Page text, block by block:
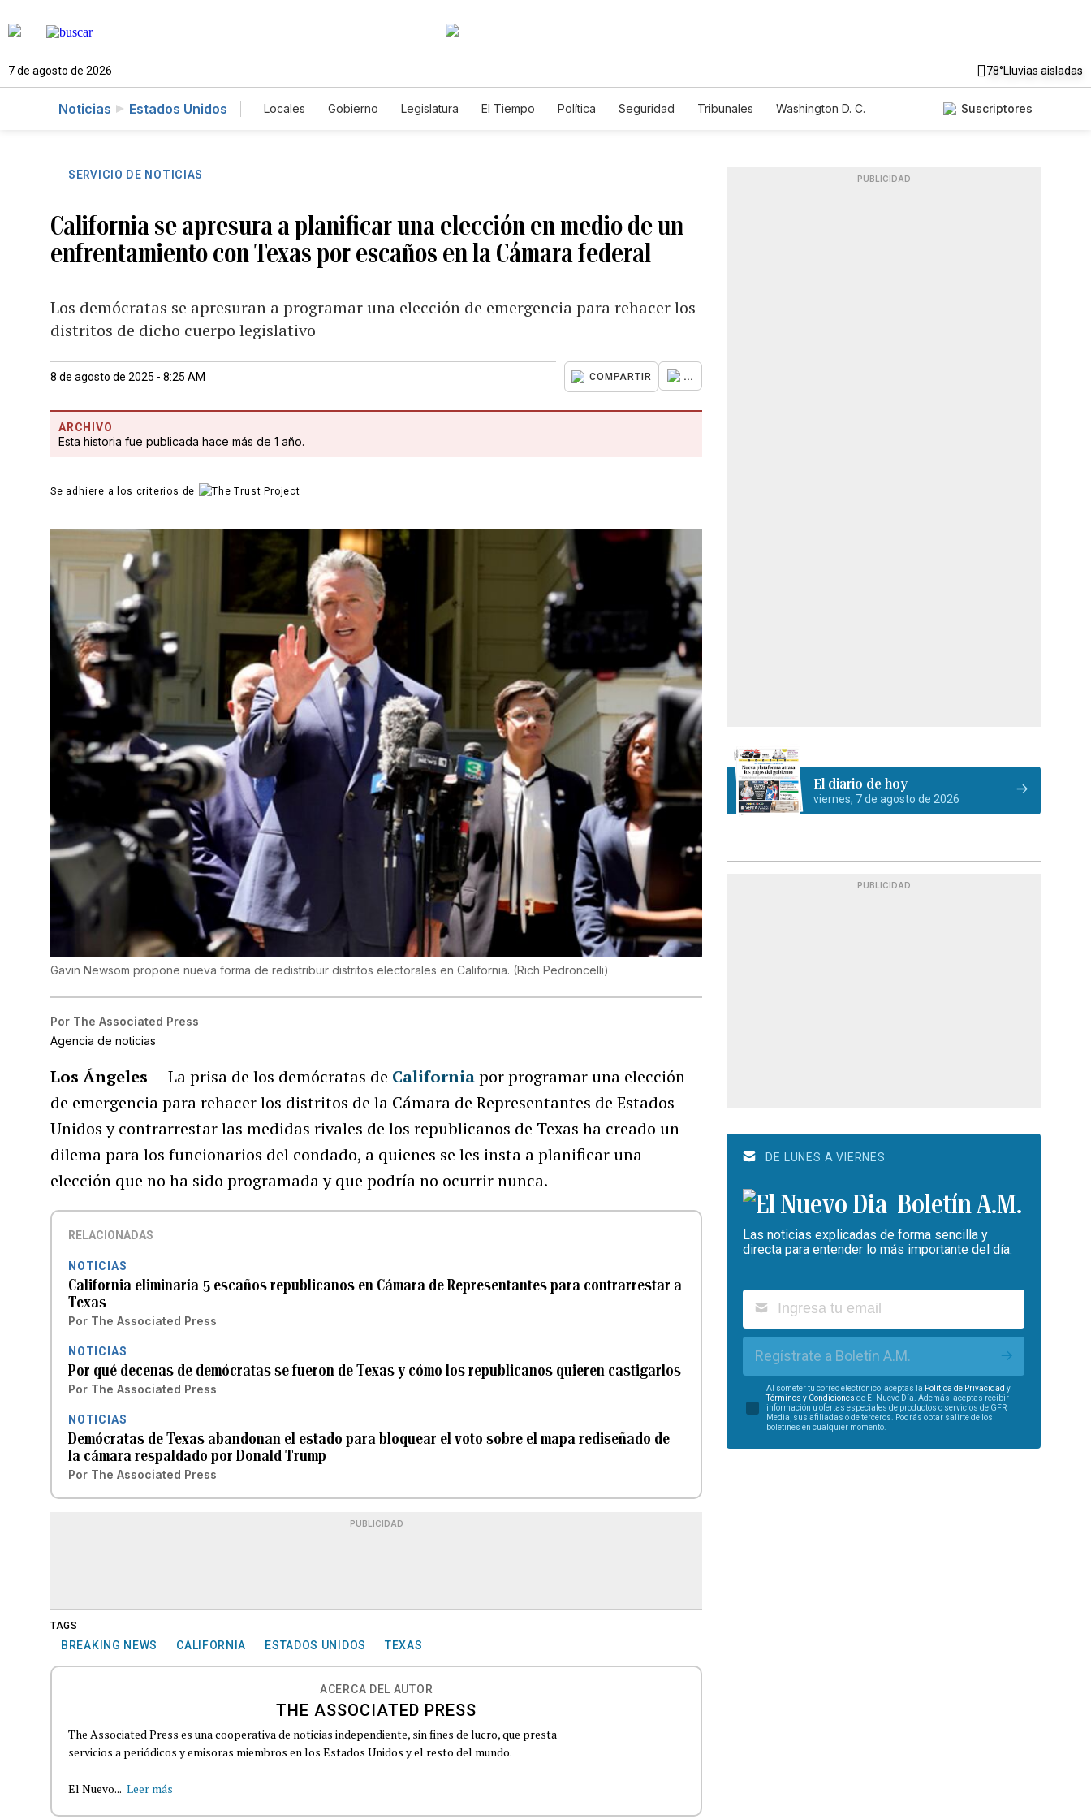
7 de agosto de 2026 78°Lluvias aisladas
Noticias Estados Unidos Locales Gobierno Legislatura El Tiempo Política Seguridad Tribunales
Washington D. C.
Suscriptores
SERVICIO DE NOTICIAS
California se apresura a planificar una elección en medio de un
enfrentamiento con Texas por escaños en la Cámara federal
Los demócratas se apresuran a programar una elección de emergencia para rehacer los
distritos de dicho cuerpo legislativo
8 de agosto de 2025 - 8:25 AM COMPARTIR ...
ARCHIVO
Esta historia fue publicada hace más de 1 año.
Se adhiere a los criterios de
Gavin Newsom propone nueva forma de redistribuir distritos electorales en California. (Rich Pedroncelli)
Por The Associated Press
Agencia de noticias
Los Ángeles — La prisa de los demócratas de Californiapor programar una elección
de emergencia para rehacer los distritos de la Cámara de Representantes de Estados
Unidos y contrarrestar las medidas rivales de los republicanos de Texas ha creado un
dilema para los funcionarios del condado, a quienes se les insta a planificar una
elección que no ha sido programada y que podría no ocurrir nunca.
RELACIONADAS
NOTICIAS
California eliminaría 5 escaños republicanos en Cámara de Representantes para contrarrestar a
Texas
Por The Associated Press
NOTICIAS
Por qué decenas de demócratas se fueron de Texas y cómo los republicanos quieren castigarlos
Por The Associated Press
NOTICIAS
Demócratas de Texas abandonan el estado para bloquear el voto sobre el mapa rediseñado de
la cámara respaldado por Donald Trump
Por The Associated Press
PUBLICIDAD
TAGS
BREAKING NEWS CALIFORNIA ESTADOS UNIDOS TEXAS
ACERCA DEL AUTOR
THE ASSOCIATED PRESS
The Associated Press es una cooperativa de noticias independiente, sin fines de lucro, que presta
servicios a periódicos y emisoras miembros en los Estados Unidos y el resto del mundo.
El Nuevo... Leer más
PUBLICIDAD
El diario de hoy
viernes, 7 de agosto de 2026
PUBLICIDAD
DE LUNES A VIERNES
Boletín A.M.
Las noticias explicadas de forma sencilla y
directa para entender lo más importante del día.
Regístrate a Boletín A.M.
Al someter tu correo electrónico, aceptas la Política de Privacidad y
Términos y Condiciones de El Nuevo Día. Además, aceptas recibir
información u ofertas especiales de productos o servicios de GFR
Media, sus afiliadas o de terceros. Podrás optar salirte de los
boletines en cualquier momento.